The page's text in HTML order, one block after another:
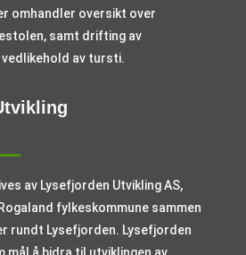
omhandler oversikt over
samt drifting av
av tursti.
av Lysefjorden Utvikling AS,
fylkeskommune sammen
rundt Lysefjorden. Lysefjorden